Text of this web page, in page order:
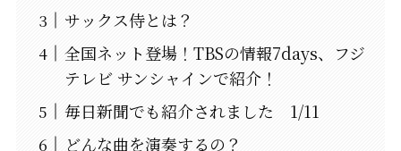
サックス侍とは？
全国ネット登場！TBSの情報7days、フジ
テレビ サンシャインで紹介！
毎日新聞でも紹介されました 1/11
どんな曲を演奏するの？